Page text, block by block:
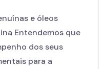
e óleos
Entendemos que
dos seus
para a